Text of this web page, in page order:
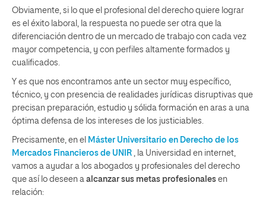
Obviamente, si lo que el profesional del derecho quiere lograr
es el éxito laboral, la respuesta no puede ser otra que la
diferenciación dentro de un mercado de trabajo con cada vez
mayor competencia, y con perfiles altamente formados y
cualificados.
Y es que nos encontramos ante un sector muy específico,
técnico, y con presencia de realidades jurídicas disruptivas que
precisan preparación, estudio y sólida formación en aras a una
óptima defensa de los intereses de los justiciables.
Precisamente, en el Máster Universitario en Derecho de los
Mercados Financieros de UNIR , la Universidad en internet,
vamos a ayudar a los abogados y profesionales del derecho
que así lo deseen a alcanzar sus metas profesionales en
relación: